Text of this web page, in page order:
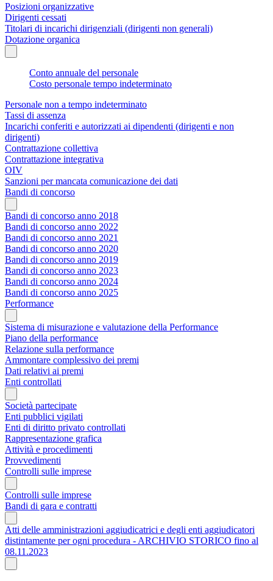
Posizioni organizzative
Dirigenti cessati
Titolari di incarichi dirigenziali (dirigenti non generali)
Dotazione organica
Conto annuale del personale
Costo personale tempo indeterminato
Personale non a tempo indeterminato
Tassi di assenza
Incarichi conferiti e autorizzati ai dipendenti (dirigenti e non
dirigenti)
Contrattazione collettiva
Contrattazione integrativa
OIV
Sanzioni per mancata comunicazione dei dati
Bandi di concorso
Bandi di concorso anno 2018
Bandi di concorso anno 2022
Bandi di concorso anno 2021
Bandi di concorso anno 2020
Bandi di concorso anno 2019
Bandi di concorso anno 2023
Bandi di concorso anno 2024
Bandi di concorso anno 2025
Performance
Sistema di misurazione e valutazione della Performance
Piano della performance
Relazione sulla performance
Ammontare complessivo dei premi
Dati relativi ai premi
Enti controllati
Società partecipate
Enti pubblici vigilati
Enti di diritto privato controllati
Rappresentazione grafica
Attività e procedimenti
Provvedimenti
Controlli sulle imprese
Controlli sulle imprese
Bandi di gara e contratti
Atti delle amministrazioni aggiudicatrici e degli enti aggiudicatori
distintamente per ogni procedura - ARCHIVIO STORICO fino al
08.11.2023